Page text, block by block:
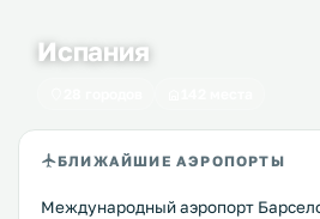
Испания
БЛИЖАЙШИЕ АЭРОПОРТЫ
Международный аэропорт